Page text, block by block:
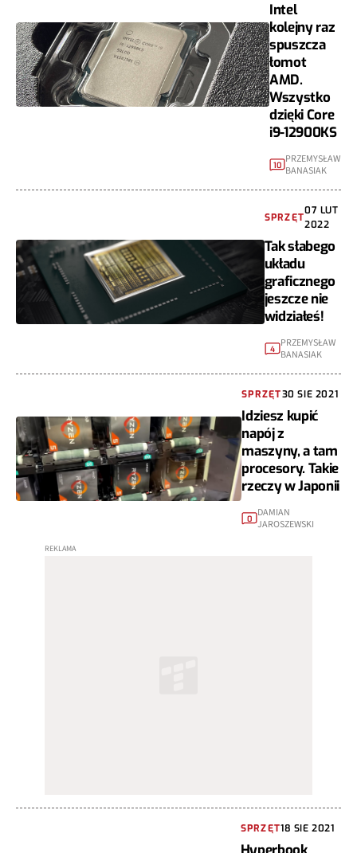
Intel
kolejny raz
spuszcza
łomot
AMD.
Wszystko
dzięki Core
i9-12900KS
10 PRZEMYSŁAW
BANASIAK
SPRZĘT
07 LUT
2022
Tak słabego
układu
graficznego
jeszcze nie
widziałeś!
4 PRZEMYSŁAW
BANASIAK
SPRZĘT30 SIE 2021
Idziesz kupić
napój z
maszyny, a tam
procesory. Takie
rzeczy w Japonii
0
DAMIAN
JAROSZEWSKI
SPRZĘT18 SIE 2021